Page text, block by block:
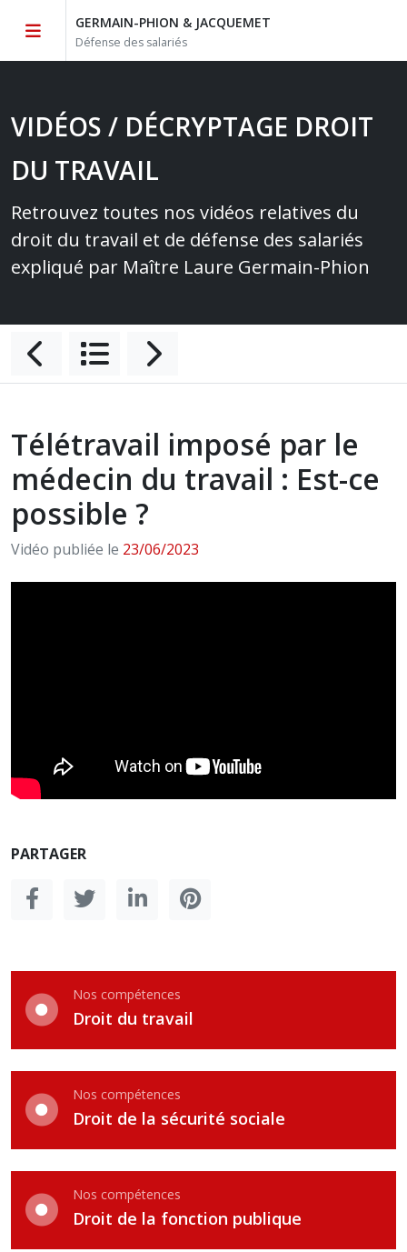
GERMAIN-PHION & JACQUEMET
Défense des salariés
VIDÉOS / DÉCRYPTAGE DROIT
DU TRAVAIL
Retrouvez toutes nos vidéos relatives du
droit du travail et de défense des salariés
expliqué par Maître Laure Germain-Phion
Télétravail imposé par le
médecin du travail : Est-ce
possible ?
Vidéo publiée le 23/06/2023
PARTAGER
Nos compétences
Droit du travail
Nos compétences
Droit de la sécurité sociale
Nos compétences
Droit de la fonction publique